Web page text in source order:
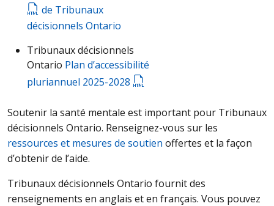
de Tribunaux
décisionnels Ontario
Tribunaux décisionnels
Ontario Plan d’accessibilité
pluriannuel 2025-2028
Soutenir la santé mentale est important pour Tribunaux
décisionnels Ontario. Renseignez-vous sur les
ressources et mesures de soutien offertes et la façon
d’obtenir de l’aide.
Tribunaux décisionnels Ontario fournit des
renseignements en anglais et en français. Vous pouvez